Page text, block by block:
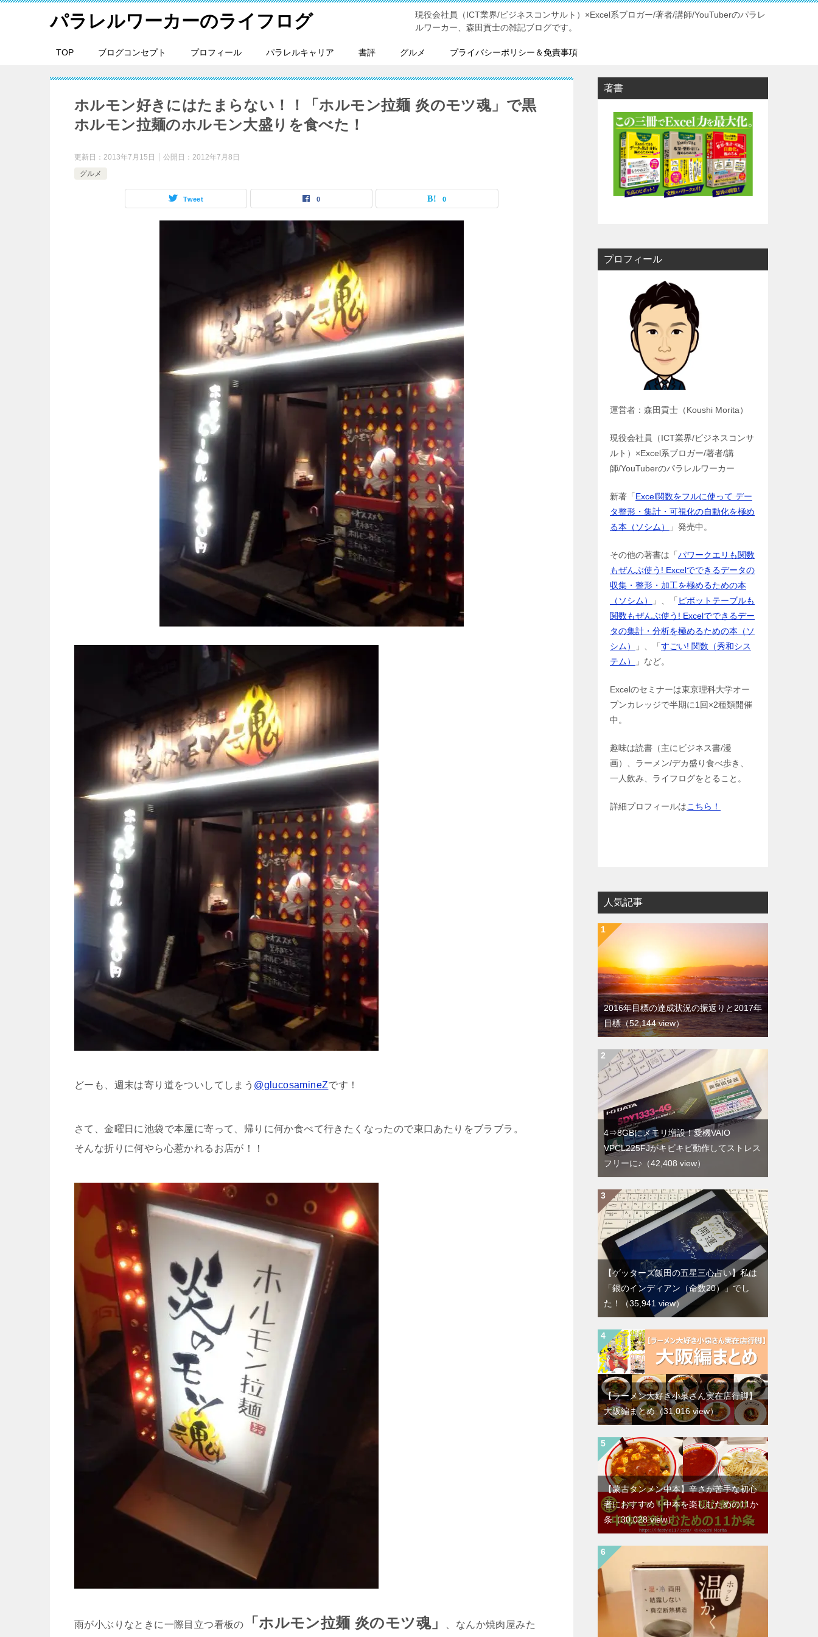
パラレルワーカーのライフログ
現役会社員（ICT業界/ビジネスコンサルト）×Excel系ブロガー/著者/講師/YouTuberのパラレ
ルワーカー、森田貢士の雑記ブログです。
TOP ブログコンセプト プロフィール パラレルキャリア 書評 グルメ プライバシーポリシー＆免責事項
ホルモン好きにはたまらない！！「ホルモン拉麺 炎のモツ魂」で黒
ホルモン拉麺のホルモン大盛りを食べた！
更新日： 2013年7月15日 公開日： 2012年7月8日
グルメ
Tweet 0 0
どーも、週末は寄り道をついしてしまう @glucosamineZです！
さて、金曜日に池袋で本屋に寄って、帰りに何か食べて行きたくなったので東口あたりをブラブラ。
そんな折りに何やら心惹かれるお店が！！
雨が小ぶりなときに一際目立つ看板の 「ホルモン拉麺 炎のモツ魂」 、なんか焼肉屋みた
著書
プロフィール
運営者：森田貢士（Koushi Morita）
現役会社員（ICT業界/ビジネスコンサ
ルト）×Excel系ブロガー/著者/講
師/YouTuberのパラレルワーカー
新著「 Excel関数をフルに使って デー
タ整形・集計・可視化の自動化を極め
る本（ソシム）
」発売中。
その他の著書は「 パワークエリも関数
もぜんぶ使う! Excelでできるデータの
収集・整形・加工を極めるための本
（ソシム）
」、「 ピボットテーブルも
関数もぜんぶ使う! Excelでできるデー
タの集計・分析を極めるための本（ソ
シム）
」、「 すごい! 関数（秀和シス
テム）
」など。
Excelのセミナーは東京理科大学オー
プンカレッジで半期に1回×2種類開催
中。
趣味は読書（主にビジネス書/漫
画）、ラーメン/デカ盛り食べ歩き、
一人飲み、ライフログをとること。
詳細プロフィールはこちら！
人気記事
2016年目標の達成状況の振返りと2017年
目標（52,144 view）
4⇒8GBにメモリ増設！愛機VAIO
VPCL225FJがキビキビ動作してストレス
フリーに♪ （42,408 view）
【ゲッターズ飯田の五星三心占い】私は
「銀のインディアン（命数20）」でし
た！
（35,941 view）
【ラーメン大好き小泉さん実在店行脚】
大阪編まとめ（31,016 view）
【蒙古タンメン中本】辛さが苦手な初心
者におすすめ！中本を楽しむための11か
条（30,028 view）